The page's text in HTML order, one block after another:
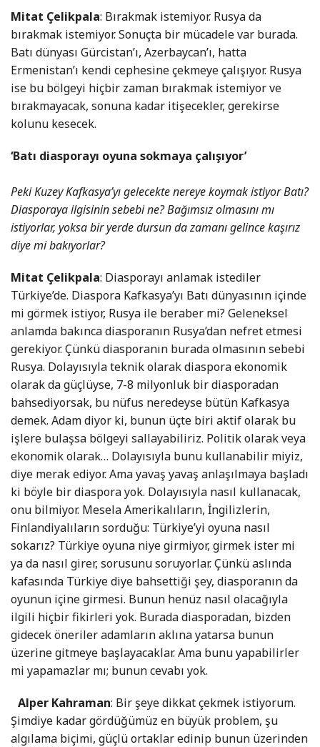
Mitat Çelikpala: Bırakmak istemiyor. Rusya da
bırakmak istemiyor. Sonuçta bir mücadele var burada.
Batı dünyası Gürcistan’ı, Azerbaycan’ı, hatta
Ermenistan’ı kendi cephesine çekmeye çalışıyor. Rusya
ise bu bölgeyi hiçbir zaman bırakmak istemiyor ve
bırakmayacak, sonuna kadar itişecekler, gerekirse
kolunu kesecek.
‘Batı diasporayı oyuna sokmaya çalışıyor’
Peki Kuzey Kafkasya’yı gelecekte nereye koymak istiyor Batı?
Diasporaya ilgisinin sebebi ne? Bağımsız olmasını mı
istiyorlar, yoksa bir yerde dursun da zamanı gelince kaşırız
diye mi bakıyorlar?
Mitat Çelikpala: Diasporayı anlamak istediler
Türkiye’de. Diaspora Kafkasya’yı Batı dünyasının içinde
mi görmek istiyor, Rusya ile beraber mi? Geleneksel
anlamda bakınca diasporanın Rusya’dan nefret etmesi
gerekiyor. Çünkü diasporanın burada olmasının sebebi
Rusya. Dolayısıyla teknik olarak diaspora ekonomik
olarak da güçlüyse, 7-8 milyonluk bir diasporadan
bahsediyorsak, bu nüfus neredeyse bütün Kafkasya
demek. Adam diyor ki, bunun üçte biri aktif olarak bu
işlere bulaşsa bölgeyi sallayabiliriz. Politik olarak veya
ekonomik olarak… Dolayısıyla bunu kullanabilir miyiz,
diye merak ediyor. Ama yavaş yavaş anlaşılmaya başladı
ki böyle bir diaspora yok. Dolayısıyla nasıl kullanacak,
onu bilmiyor. Mesela Amerikalıların, İngilizlerin,
Finlandiyalıların sorduğu: Türkiye’yi oyuna nasıl
sokarız? Türkiye oyuna niye girmiyor, girmek ister mi
ya da nasıl girer, sorusunu soruyorlar. Çünkü aslında
kafasında Türkiye diye bahsettiği şey, diasporanın da
oyunun içine girmesi. Bunun henüz nasıl olacağıyla
ilgili hiçbir fikirleri yok. Burada diasporadan, bizden
gidecek öneriler adamların aklına yatarsa bunun
üzerine gitmeye başlayacaklar. Ama bunu yapabilirler
mi yapamazlar mı; bunun cevabı yok.
Alper Kahraman: Bir şeye dikkat çekmek istiyorum.
Şimdiye kadar gördüğümüz en büyük problem, şu
algılama biçimi, güçlü ortaklar edinip bunun üzerinden